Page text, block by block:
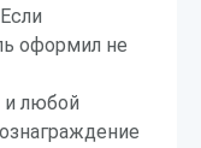
оформил не
и любой